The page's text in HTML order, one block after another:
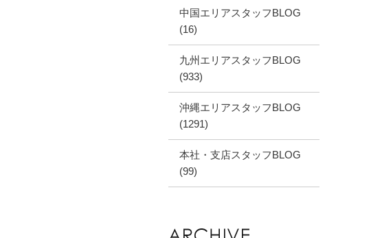
中国エリアスタッフBLOG
(16)
九州エリアスタッフBLOG
(933)
沖縄エリアスタッフBLOG
(1291)
本社・支店スタッフBLOG
(99)